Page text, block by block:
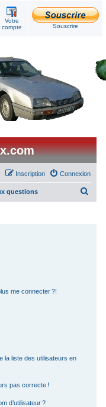
Votre
compte
Souscrire
Connexion
Inscription
questions
me connecter ?!
la liste des utilisateurs en
pas correcte !
d’utilisateur ?